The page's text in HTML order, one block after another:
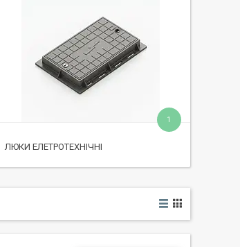
ЛЮКИ ЕЛЕТРОТЕХНІЧНІ
1